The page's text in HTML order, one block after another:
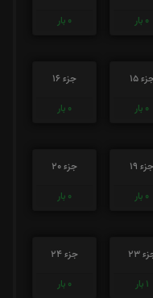
0 بار
0 بار
15
0 بار
جزء 16
0 بار
جزء 19
0 بار
جزء 20
0 بار
23
1 بار
جزء 24
0 بار